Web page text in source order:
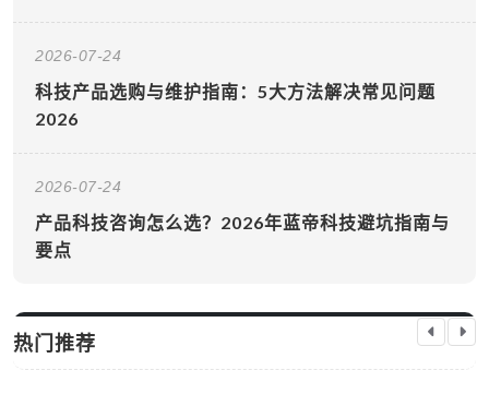
2026-07-24
科技产品选购与维护指南：5大方法解决常见问题
2026
2026-07-24
产品科技咨询怎么选？2026年蓝帝科技避坑指南与
要点
热门推荐